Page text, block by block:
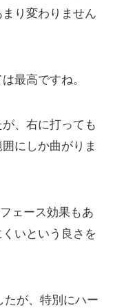
り変わりません
最高ですね。
、右に打っても
にしか曲がりま
ェース効果もあ
いという良さを
たが、特別にハー